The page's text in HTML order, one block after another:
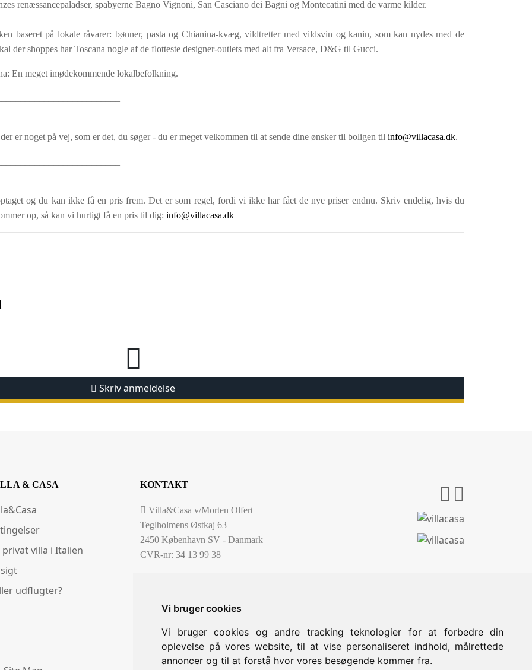
Vi bruger cookies
Vi bruger cookies og andre tracking teknologier for at forbedre din
oplevelse på vores website, til at vise personaliseret indhold, målrettede
annoncer og til at forstå hvor vores besøgende kommer fra.
renæssancepaladser, spabyerne Bagno Vignoni, San Casciano dei Bagni og Montecatini med de varme kilder.
baseret på lokale råvarer: bønner, pasta og Chianina-kvæg, vildtretter med vildsvin og kanin, som kan nydes med de
der shoppes har Toscana nogle af de flotteste designer-outlets med alt fra Versace, D&G til Gucci.
En meget imødekommende lokalbefolkning.
er noget på vej, som er det, du søger - du er meget velkommen til at sende dine ønsker til boligen til info@villacasa.dk.
og du kan ikke få en pris frem. Det er som regel, fordi vi ikke har fået de nye priser endnu. Skriv endelig, hvis du
op, så kan vi hurtigt få en pris til dig: info@villacasa.dk
Skriv anmeldelse
& CASA
privat villa i Italien
udflugter?
KONTAKT
Villa&Casa v/Morten Olfert
Teglholmens Østkaj 63
2450 København SV - Danmark
CVR-nr: 34 13 99 38
info@villacasa.dk